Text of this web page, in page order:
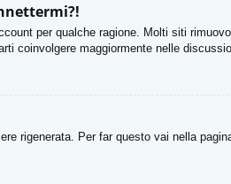
per qualche ragione. Molti siti
coinvolgere maggiormente nelle
rigenerata. Per far questo vai nella